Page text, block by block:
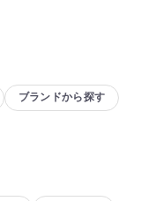
ブランドから探す